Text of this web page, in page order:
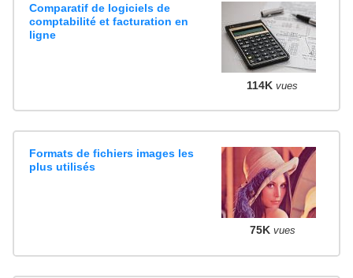
Comparatif de logiciels de
comptabilité et facturation en
ligne
114K vues
Formats de fichiers images les
plus utilisés
75K vues